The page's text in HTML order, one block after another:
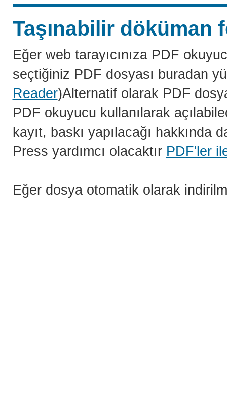
Taşınabilir döküman
Eğer web tarayıcınıza PDF
seçtiğiniz PDF dosyası buradan
Reader)Alternatif olarak PDF
PDF okuyucu kullanılarak
kayıt, baskı yapılacağı
Press yardımcı olacaktır PDF'ler
Eğer dosya otomatik olarak